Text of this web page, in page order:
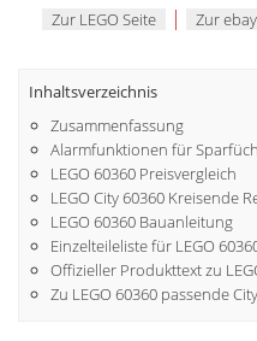
Zur LEGO Seite | Zur
Inhaltsverzeichnis
Zusammenfassung
Alarmfunktionen für
LEGO 60360 Preisvergleich
LEGO City 60360 Kreisende
LEGO 60360 Bauanleitung
Einzelteileliste für LEGO
Offizieller Produkttext zu
Zu LEGO 60360 passende